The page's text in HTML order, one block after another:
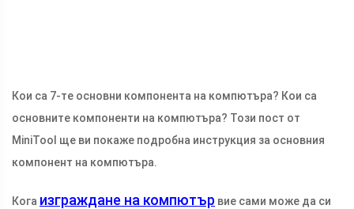
Кои са 7-те основни компонента на компютъра? Кои са
основните компоненти на компютъра? Този пост от
MiniTool ще ви покаже подробна инструкция за основния
компонент на компютъра.
Кога изграждане на компютър вие сами може да си